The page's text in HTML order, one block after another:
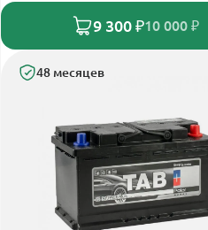
9 300 ₽10 000 ₽
48 месяцев